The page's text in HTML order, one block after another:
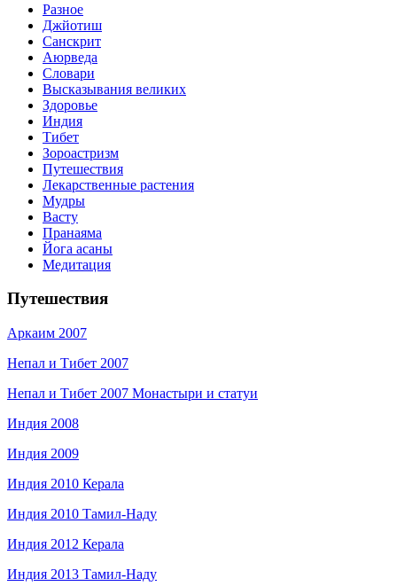
Разное
Джйотиш
Санскрит
Аюрведа
Словари
Высказывания великих
Здоровье
Индия
Тибет
Зороастризм
Путешествия
Лекарственные растения
Мудры
Васту
Пранаяма
Йога асаны
Медитация
Путешествия
Аркаим 2007
Непал и Тибет 2007
Непал и Тибет 2007 Монастыри и статуи
Индия 2008
Индия 2009
Индия 2010 Керала
Индия 2010 Тамил-Наду
Индия 2012 Керала
Индия 2013 Тамил-Наду